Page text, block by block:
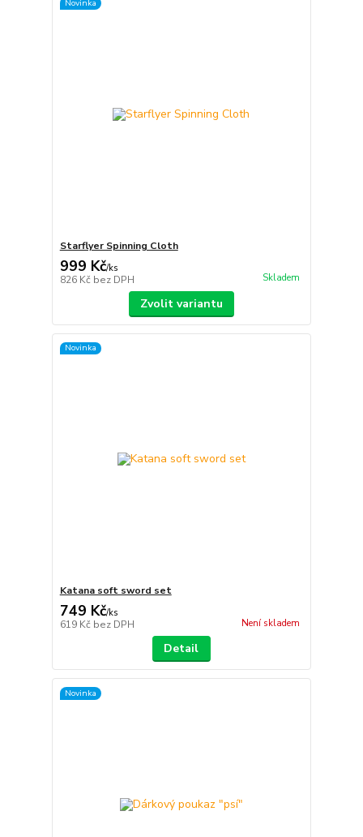
Novinka
Starflyer Spinning Cloth
999 Kč/ks
826 Kč bez DPH Skladem
Zvolit variantu
Novinka
Katana soft sword set
749 Kč/ks
619 Kč bez DPH Není skladem
Detail
Novinka